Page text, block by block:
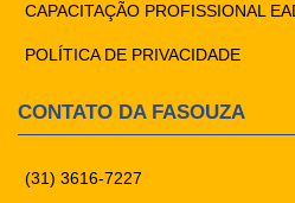
CAPACITAÇÃO PROFISSIONAL
POLÍTICA DE PRIVACIDADE
CONTATO DA FASOUZA
(31) 3616-7227